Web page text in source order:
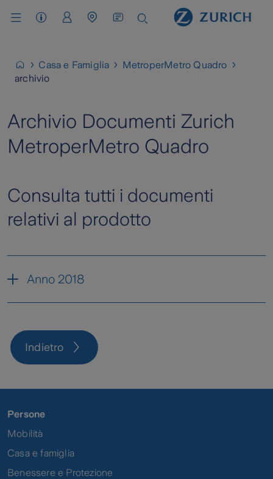
Casa e Famiglia
MetroperMetro Quadro
archivio
Archivio Documenti Zurich
MetroperMetro Quadro
Consulta tutti i documenti
relativi al prodotto
Anno 2018
MetroxMetroQuadro - Fascicolo
Informativo
MetroxMetroQuadro forma
Indietro
Persone
Mobilità
Casa e famiglia
Benessere e Protezione